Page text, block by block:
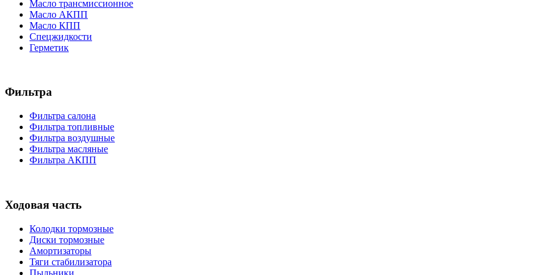
Масло трансмиссионное
Масло АКПП
Масло КПП
Спецжидкости
Герметик
Фильтра
Фильтра салона
Фильтра топливные
Фильтра воздушные
Фильтра масляные
Фильтра АКПП
Ходовая часть
Колодки тормозные
Диски тормозные
Амортизаторы
Тяги стабилизатора
Пыльники